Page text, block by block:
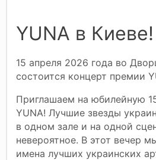
YUNA в Киеве!
15 апреля 2026 года во
состоится концерт премии
Приглашаем на юбилейную
YUNA! Лучшие звезды
в одном зале и на одной
невероятное. В этот вечер
имена лучших украинских